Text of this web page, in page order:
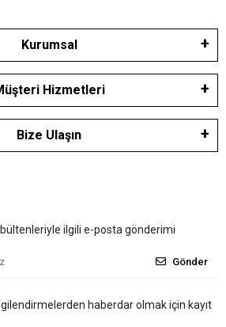
Kurumsal
Hizmetleri
Bize Ulaşın
ilgili e-posta gönderimi
Gönder
haberdar olmak için kayıt